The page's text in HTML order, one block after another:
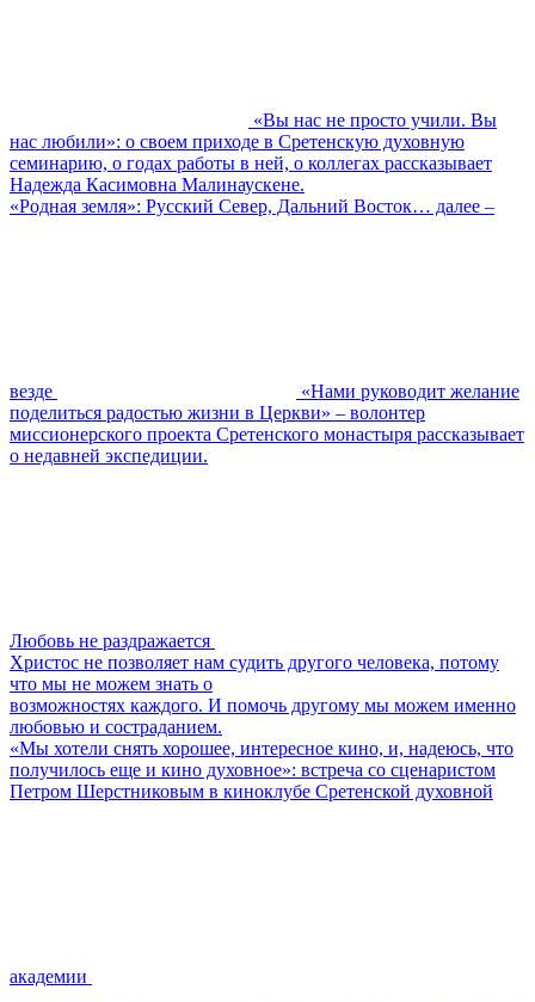
«Вы нас не просто учили. Вы
нас любили»: о своем приходе в Сретенскую духовную
семинарию, о годах работы в ней, о коллегах рассказывает
Надежда Касимовна Малинаускене.
«Родная земля»: Русский Север, Дальний Восток… далее –
везде
«Нами руководит желание
поделиться радостью жизни в Церкви» – волонтер
миссионерского проекта Сретенского монастыря рассказывает
о недавней экспедиции.
Любовь не раздражается
Христос не позволяет нам судить другого человека, потому
что мы не можем знать о
возможностях каждого. И помочь другому мы можем именно
любовью и состраданием.
«Мы хотели снять хорошее, интересное кино, и, надеюсь, что
получилось еще и кино духовное»: встреча со сценаристом
Петром Шерстниковым в киноклубе Сретенской духовной
академии